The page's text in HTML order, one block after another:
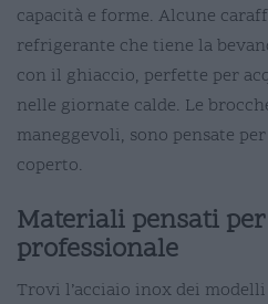
capacità e forme. Alcune
refrigerante che tiene la
con il ghiaccio, perfette per
nelle giornate calde. Le
maneggevoli, sono pensate
coperto.
Materiali pensati per
professionale
Trovi l’acciaio inox dei